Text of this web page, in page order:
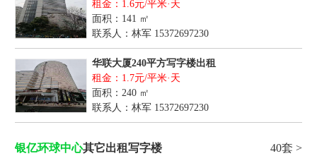
租金：1.6元/平米·天
面积：141 ㎡
联系人：林军 15372697230
华联大厦240平方写字楼出租
租金：1.7元/平米·天
面积：240 ㎡
联系人：林军 15372697230
40套 >
银亿环球中心其它出租写字楼